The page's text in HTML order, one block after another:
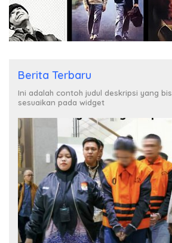
Berita Terbaru
Ini adalah contoh judul deskripsi yang
sesuaikan pada widget